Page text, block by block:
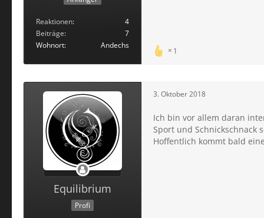
Reaktionen
4
Beiträge
7
Wohnort
Andechs
1
Equilibrium
Profi
3. Oktober 2018
Ich bin vor allem daran
Sport und Schnickschnack
Hoffentlich kommt bald